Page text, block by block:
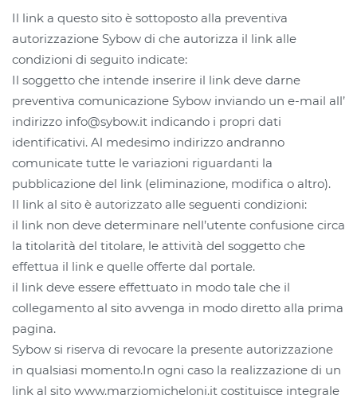
Il link a questo sito è sottoposto alla preventiva
autorizzazione Sybow di che autorizza il link alle
condizioni di seguito indicate:
Il soggetto che intende inserire il link deve darne
preventiva comunicazione Sybow inviando un e-mail all’
indirizzo info@sybow.it indicando i propri dati
identificativi. Al medesimo indirizzo andranno
comunicate tutte le variazioni riguardanti la
pubblicazione del link (eliminazione, modifica o altro).
Il link al sito è autorizzato alle seguenti condizioni:
il link non deve determinare nell’utente confusione circa
la titolarità del titolare, le attività del soggetto che
effettua il link e quelle offerte dal portale.
il link deve essere effettuato in modo tale che il
collegamento al sito avvenga in modo diretto alla prima
pagina.
Sybow si riserva di revocare la presente autorizzazione
in qualsiasi momento.In ogni caso la realizzazione di un
link al sito www.marziomicheloni.it costituisce integrale